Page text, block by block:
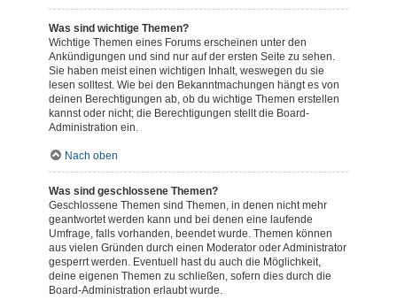
Was sind wichtige Themen?
Wichtige Themen eines Forums erscheinen unter den
Ankündigungen und sind nur auf der ersten Seite zu sehen.
Sie haben meist einen wichtigen Inhalt, weswegen du sie
lesen solltest. Wie bei den Bekanntmachungen hängt es von
deinen Berechtigungen ab, ob du wichtige Themen erstellen
kannst oder nicht; die Berechtigungen stellt die Board-
Administration ein.
Nach oben
Was sind geschlossene Themen?
Geschlossene Themen sind Themen, in denen nicht mehr
geantwortet werden kann und bei denen eine laufende
Umfrage, falls vorhanden, beendet wurde. Themen können
aus vielen Gründen durch einen Moderator oder Administrator
gesperrt werden. Eventuell hast du auch die Möglichkeit,
deine eigenen Themen zu schließen, sofern dies durch die
Board-Administration erlaubt wurde.